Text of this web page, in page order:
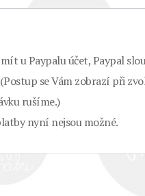
u Paypalu účet, Paypal
se Vám zobrazí při
rušíme.)
nyní nejsou možné.